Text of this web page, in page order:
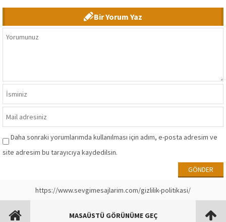
Bir Yorum Yaz
Daha sonraki yorumlarımda kullanılması için adım, e-posta adresim ve
site adresim bu tarayıcıya kaydedilsin.
https://www.sevgimesajlarim.com/gizlilik-politikasi/
MASAÜSTÜ GÖRÜNÜME GEÇ